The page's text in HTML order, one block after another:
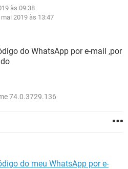
EXCEL
FACEBOOK
GMAIL
às 09:38
mai 2019 às 13:47
do WhatsApp por e-mail ,por
74.0.3729.136
do meu WhatsApp por e-